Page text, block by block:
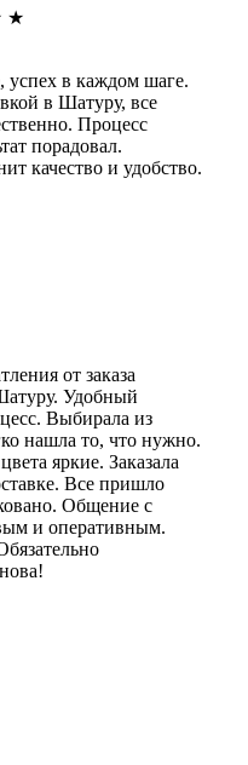
★
успех в каждом шаге.
в Шатуру, все
Процесс
порадовал.
качество и удобство.
от заказа
Удобный
Выбирала из
нашла то, что нужно.
яркие. Заказала
Все пришло
Общение с
и оперативным.